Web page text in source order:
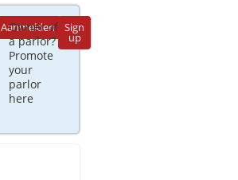
Aanmelden
Owner of
a parlor?
Promote
your
parlor
here
Sign
up